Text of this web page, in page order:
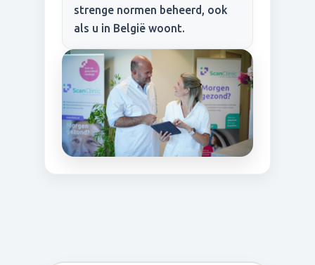
strenge normen beheerd, ook
als u in België woont.